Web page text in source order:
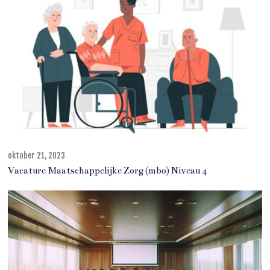
1
0
3
oktober 21, 2023
k
o
b
r
2
1
,
Vacature Maatschappelijke Zorg (mbo) Niveau 4